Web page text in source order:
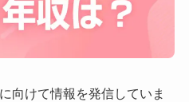
向けて情報を発信していま